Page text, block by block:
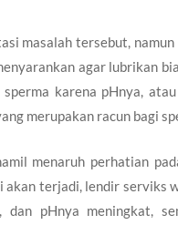
masalah tersebut,
agar lubrikan
karena pHnya,
merupakan racun bagi
menaruh perhatian
terjadi, lendir serviks
pHnya meningkat,